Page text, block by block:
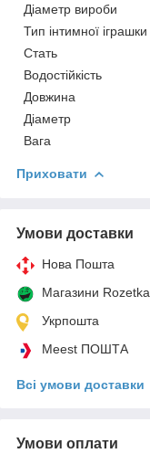
Діаметр вироби
Тип інтимної іграшки
Стать
Водостійкість
Довжина
Діаметр
Вага
Приховати
Умови доставки
Нова Пошта
Магазини Rozetka
Укрпошта
Meest ПОШТА
Всі умови доставки
Умови оплати